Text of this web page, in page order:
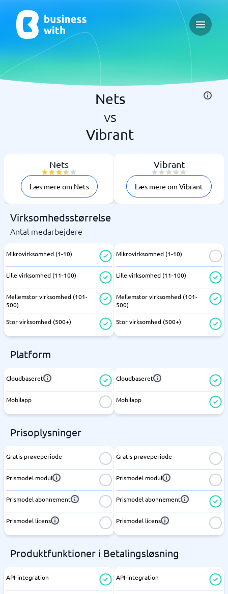
Open
Nets
vs
Vibrant
Nets
Læs mere om Nets
Vibrant
Læs mere om Vibrant
Virksomhedsstørrelse
Antal medarbejdere
Mikrovirksomhed (1-10)
Lille virksomhed (11-100)
Mellemstor virksomhed (101-
500)
Stor virksomhed (500+)
Mikrovirksomhed (1-10)
Lille virksomhed (11-100)
Mellemstor virksomhed (101-
500)
Stor virksomhed (500+)
Platform
Cloudbaseret
Mobilapp
Cloudbaseret
Mobilapp
Prisoplysninger
Gratis prøveperiode
Prismodel modul
Prismodel abonnement
Prismodel licens
Gratis prøveperiode
Prismodel modul
Prismodel abonnement
Prismodel licens
Produktfunktioner i Betalingsløsning
API-integration API-integration